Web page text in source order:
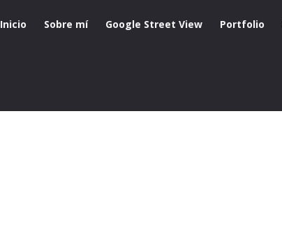
Inicio Sobre mí Google Street View Portfolio